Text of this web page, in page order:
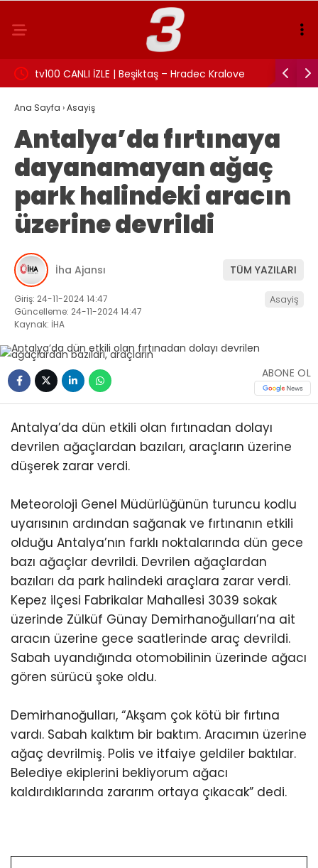
tv100 CANLI İZLE | Beşiktaş – Hradec Kralove
maçı canlı izle!
İzmit
Ana Sayfa ›Asayiş
Antalya’da fırtınaya
dayanamayan ağaç
park halindeki aracın
üzerine devrildi
İha Ajansı TÜM YAZILARI
Giriş: 24-11-2024 14:47
Güncelleme: 24-11-2024 14:47
Kaynak: İHA
Asayiş
ABONE OL
Antalya’da dün etkili olan fırtınadan dolayı
devrilen ağaçlardan bazıları, araçların üzerine
düşerek zarar verdi.
Meteoroloji Genel Müdürlüğünün turuncu kodlu
uyarısının ardından sağanak ve fırtınanın etkili
olduğu Antalya’nın farklı noktalarında dün gece
bazı ağaçlar devrildi. Devrilen ağaçlardan
bazıları da park halindeki araçlara zarar verdi.
Kepez ilçesi Fabrikalar Mahallesi 3039 sokak
üzerinde Zülküf Günay Demirhanoğulları’na ait
aracın üzerine gece saatlerinde araç devrildi.
Sabah uyandığında otomobilinin üzerinde ağacı
gören sürücü şoke oldu.
Demirhanoğulları, “Akşam çok kötü bir fırtına
vardı. Sabah kalktım bir baktım. Aracımın üzerine
ağaç devrilmiş. Polis ve itfaiye geldiler baktılar.
Belediye ekiplerini bekliyorum ağacı
kaldırdıklarında zararım ortaya çıkacak” dedi.